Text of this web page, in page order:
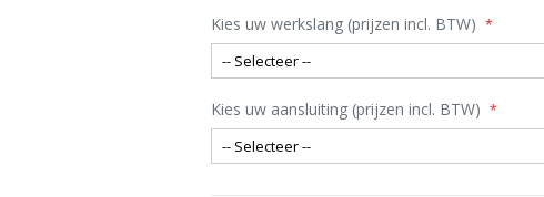
Kies uw werkslang (prijzen incl. BTW)
Kies uw aansluiting (prijzen incl. BTW)